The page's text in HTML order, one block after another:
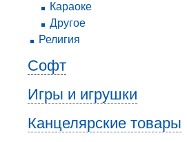
Караоке
Другое
Религия
Софт
Игры и игрушки
Канцелярские товары